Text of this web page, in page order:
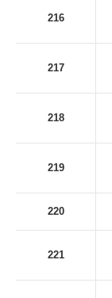
216
217
218
219
220
221